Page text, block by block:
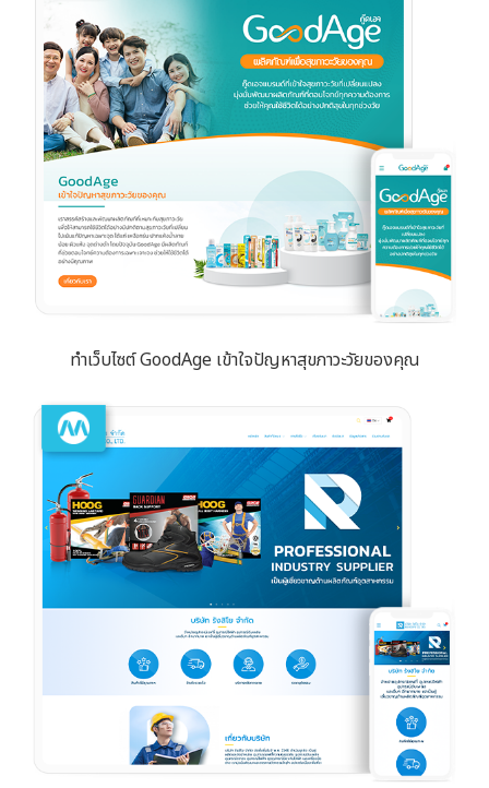
ทำเว็บไซต์ GoodAge เข้าใจปัญหาสุขภาวะวัยของคุณ